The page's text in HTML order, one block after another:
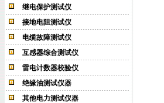
继电保护测试仪
接地电阻测试仪
电缆故障测试仪
互感器综合测试仪
雷电计数器校验仪
绝缘油测试仪器
其他电力测试仪器